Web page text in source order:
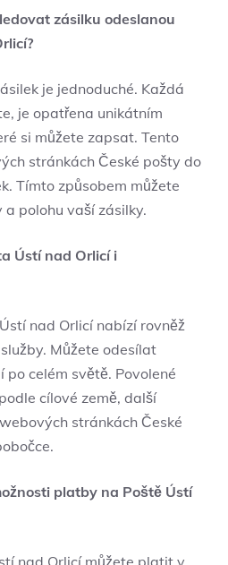
zásilku odeslanou
je jednoduché. Každá
je opatřena unikátním
si můžete zapsat. Tento
stránkách České pošty do
Tímto způsobem můžete
polohu vaší zásilky.
Ústí nad Orlicí i
nad Orlicí nabízí rovněž
Můžete odesílat
po celém světě. Povolené
cílové země, další
stránkách České
platby na Poště Ústí